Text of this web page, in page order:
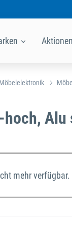
Aktionen
Möbelelektronik
hoch, Alu
mehr